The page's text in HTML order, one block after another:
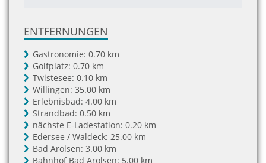
ENTFERNUNGEN
Gastronomie: 0.70 km
Golfplatz: 0.70 km
Twistesee: 0.10 km
Willingen: 35.00 km
Erlebnisbad: 4.00 km
Strandbad: 0.50 km
nächste E-Ladestation: 0.20 km
Edersee / Waldeck: 25.00 km
Bad Arolsen: 3.00 km
Bahnhof Bad Arolsen: 5.00 km